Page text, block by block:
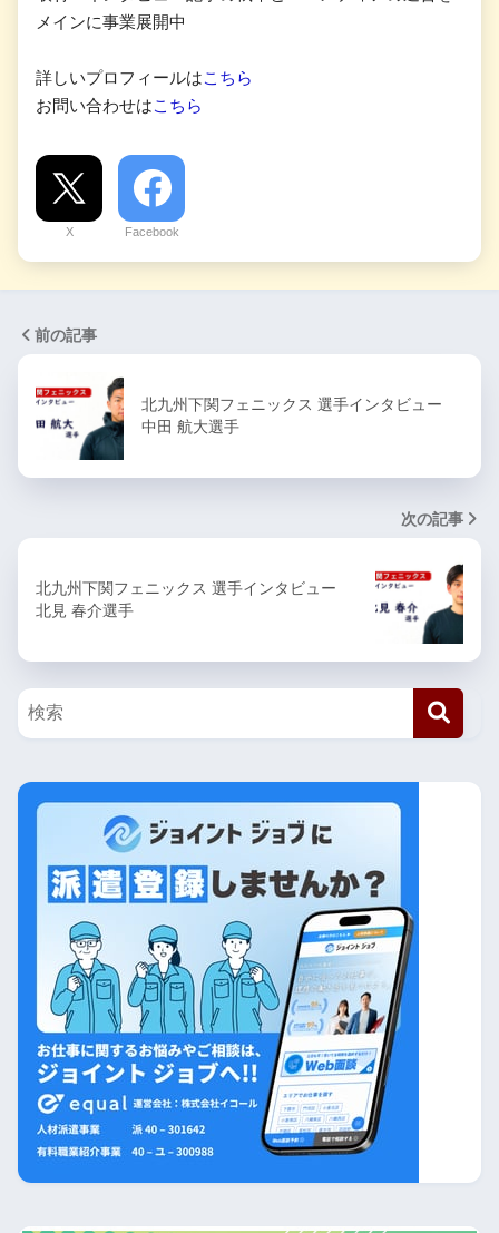
メインに事業展開中
詳しいプロフィールはこちら
お問い合わせはこちら
X Facebook
前の記事
北九州下関フェニックス 選手インタビュー
中田 航大選手
次の記事
北九州下関フェニックス 選手インタビュー
北見 春介選手